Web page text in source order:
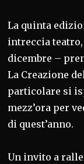
La quinta
intreccia
dicembre –
La Creazione
particolare si
mezz’ora per
di quest’anno.
Un invito a